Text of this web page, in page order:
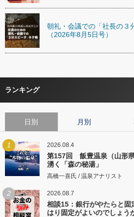
朝礼・会議での「社長の３
（2026年8月5日号）
ランキング
日別 月別
1 2026.08.4
第157回 飯豊温泉（山形
湧く「森の秘湯」
高橋一喜氏 / 温泉アナリスト
2 2026.08.7
相談15：銀行がやたらと
はり固定がよいのでしょう